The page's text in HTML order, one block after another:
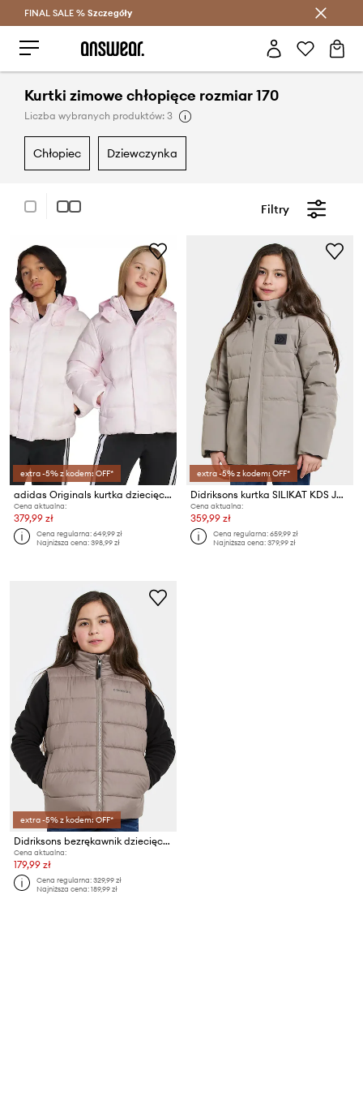
Oszczędzaj z Answear Club >
FINAL SALE % Szczegóły
Kurtki zimowe chłopięce rozmiar 170
Liczba wybranych produktów: 3
chłopiec dziewczynka
Filtry
extra -5% z kodem: OFF*
adidas Originals kurtka dziecięca
Cena aktualna:
379,99 zł
Cena regularna:649,99 zł
Najniższa cena:398,99 zł
extra -5% z kodem: OFF*
Didriksons kurtka SILIKAT KDS JACKET
Cena aktualna:
359,99 zł
Cena regularna:659,99 zł
Najniższa cena:379,99 zł
extra -5% z kodem: OFF*
Didriksons bezrękawnik dziecięcy KILO KIDS VEST 2
Cena aktualna:
179,99 zł
Cena regularna:329,99 zł
Najniższa cena:189,99 zł